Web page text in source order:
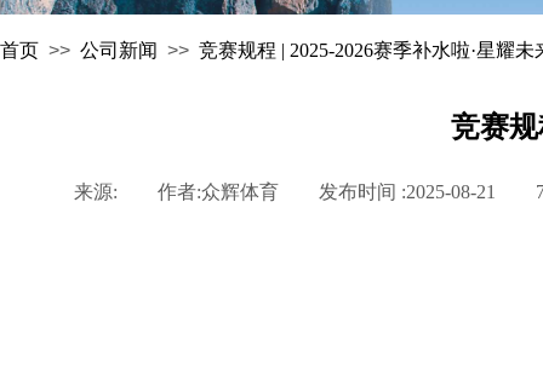
首页 >> 公司新闻 >> 竞赛规程 | 2025-2026赛季补水啦·星耀
竞赛规
来源: 作者:众辉体育 发布时间 :2025-08-21